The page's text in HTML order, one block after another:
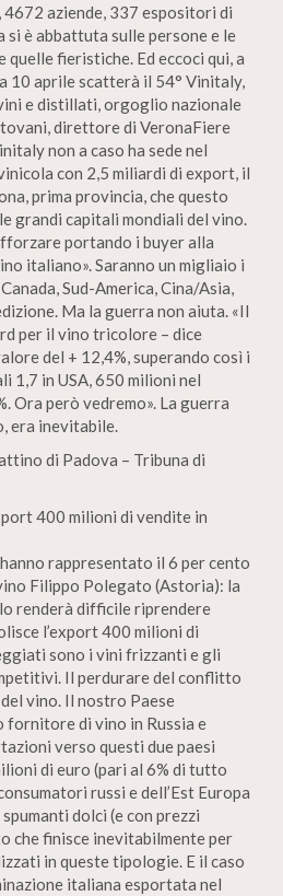
aziende, 337 espositori di
si è abbattuta sulle persone e le
fieristiche. Ed eccoci qui, a
10 aprile scatterà il 54° Vinitaly,
e distillati, orgoglio nazionale
direttore di VeronaFiere
non a caso ha sede nel
con 2,5 miliardi di export, il
prima provincia, che questo
grandi capitali mondiali del vino.
portando i buyer alla
italiano». Saranno un migliaio i
Sud-America, Cina/Asia,
Ma la guerra non aiuta. «Il
per il vino tricolore – dice
del + 12,4%, superando così i
1,7 in USA, 650 milioni nel
Ora però vedremo». La guerra
era inevitabile.
di Padova – Tribuna di
400 milioni di vendite in
rappresentato il 6 per cento
Filippo Polegato (Astoria): la
renderà difficile riprendere
l’export 400 milioni di
sono i vini frizzanti e gli
Il perdurare del conflitto
vino. Il nostro Paese
di vino in Russia e
verso questi due paesi
di euro (pari al 6% di tutto
russi e dell’Est Europa
dolci (e con prezzi
che finisce inevitabilmente per
in queste tipologie. E il caso
italiana esportata nel